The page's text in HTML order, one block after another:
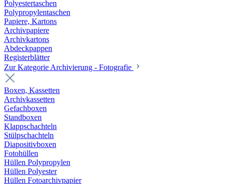
Polyestertaschen
Polypropylentaschen
Papiere, Kartons
Archivpapiere
Archivkartons
Abdeckpappen
Registerblätter
Zur Kategorie Archivierung - Fotografie
Boxen, Kassetten
Archivkassetten
Gefachboxen
Standboxen
Klappschachteln
Stülpschachteln
Diapositivboxen
Fotohüllen
Hüllen Polypropylen
Hüllen Polyester
Hüllen Fotoarchivpapier